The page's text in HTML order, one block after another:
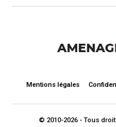
Mentions légales
© 2010-2026 - Tous